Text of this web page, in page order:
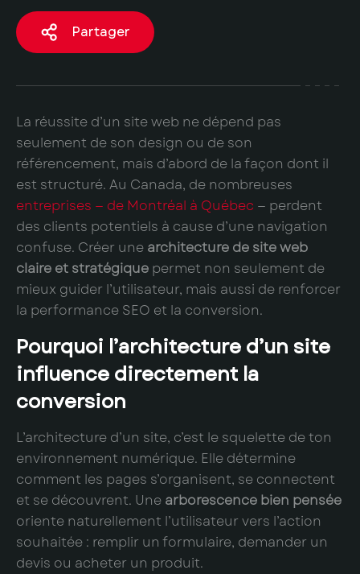
Partager
La réussite d’un site web ne dépend pas
seulement de son design ou de son
référencement, mais d’abord de la façon dont il
est structuré. Au Canada, de nombreuses
entreprises — de Montréal à Québec — perdent
des clients potentiels à cause d’une navigation
confuse. Créer une architecture de site web
claire et stratégique permet non seulement de
mieux guider l’utilisateur, mais aussi de renforcer
la performance SEO et la conversion.
Pourquoi l’architecture d’un site
influence directement la
conversion
L’architecture d’un site, c’est le squelette de ton
environnement numérique. Elle détermine
comment les pages s’organisent, se connectent
et se découvrent. Une arborescence bien pensée
oriente naturellement l’utilisateur vers l’action
souhaitée : remplir un formulaire, demander un
devis ou acheter un produit.